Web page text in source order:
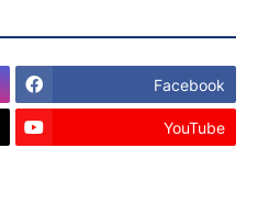
Facebook
YouTube